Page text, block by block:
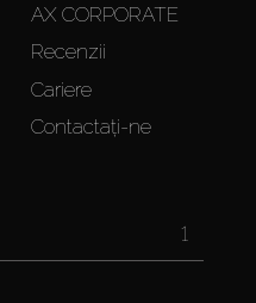
AX CORPORATE
Recenzii
Cariere
Contactați-ne
1